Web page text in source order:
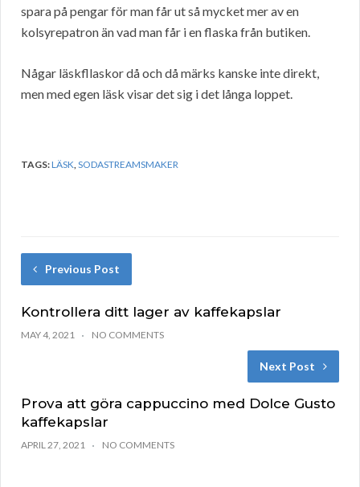
spara på pengar för man får ut så mycket mer av en
kolsyrepatron än vad man får i en flaska från butiken.
Någar läskfllaskor då och då märks kanske inte direkt,
men med egen läsk visar det sig i det långa loppet.
TAGS:LÄSK,SODASTREAMSMAKER
Previous Post
Kontrollera ditt lager av kaffekapslar
MAY 4, 2021 NO COMMENTS
Next Post
Prova att göra cappuccino med Dolce Gusto
kaffekapslar
APRIL 27, 2021 NO COMMENTS